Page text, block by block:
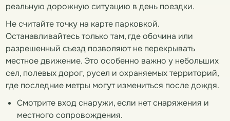
реальную дорожную ситуацию в день поездки.
Не считайте точку на карте парковкой.
Останавливайтесь только там, где обочина или
разрешенный съезд позволяют не перекрывать
местное движение. Это особенно важно у небольших
сел, полевых дорог, русел и охраняемых территорий,
где последние метры могут измениться после дождя.
Смотрите вход снаружи, если нет снаряжения и
местного сопровождения.